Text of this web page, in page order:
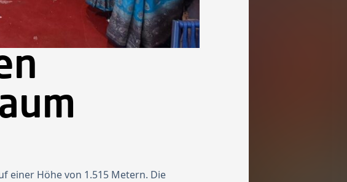
einer Höhe von 1.515 Metern. Die